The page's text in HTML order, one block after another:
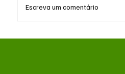
Escreva um comentário